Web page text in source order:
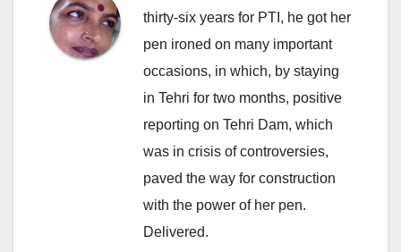
thirty-six years for PTI, he got her
pen ironed on many important
occasions, in which, by staying
in Tehri for two months, positive
reporting on Tehri Dam, which
was in crisis of controversies,
paved the way for construction
with the power of her pen.
Delivered.